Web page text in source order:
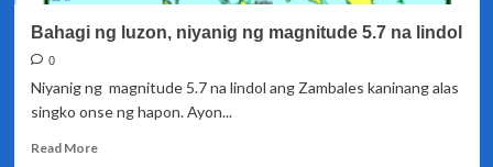
Bahagi ng luzon, niyanig ng magnitude 5.7 na lindol
0
Niyanig ng magnitude 5.7 na lindol ang Zambales kaninang alas
singko onse ng hapon. Ayon...
Read MoreRead